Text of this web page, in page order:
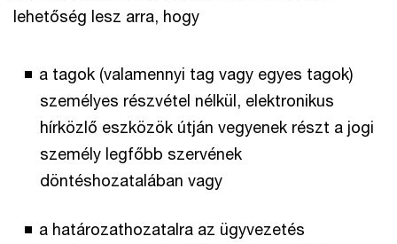
lehetőség lesz arra, hogy
a tagok (valamennyi tag vagy egyes tagok)
személyes részvétel nélkül, elektronikus
hírközlő eszközök útján vegyenek részt a jogi
személy legfőbb szervének
döntéshozatalában vagy
a határozathozatalra az ügyvezetés